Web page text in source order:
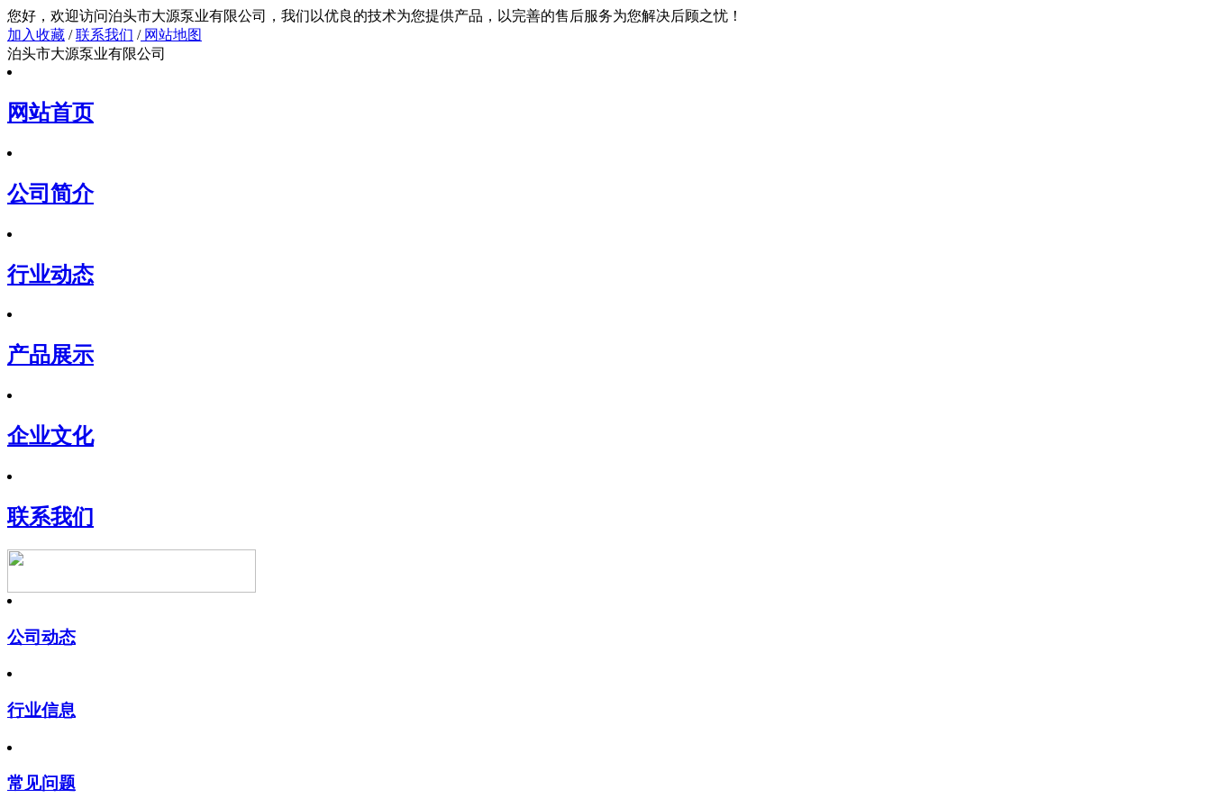
您好，欢迎访问泊头市大源泵业有限公司，我们以优良的技术为您提供产品，以完善的售后服务为您解决后顾之忧！
加入收藏 /联系我们 /网站地图
泊头市大源泵业有限公司
网站首页
公司简介
行业动态
产品展示
企业文化
联系我们
公司动态
行业信息
常见问题